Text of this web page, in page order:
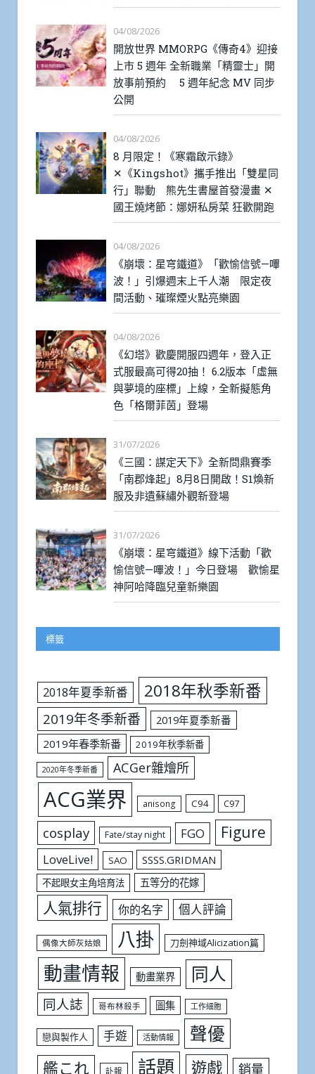
04/08/2026
開放世界 MMORPG《傳奇4》迎接
上市 5 週年 全新職業「精靈士」開
放事前預約 5 週年紀念 MV 同步
公開
04/08/2026
8 月限定！《寒霜啟示錄》
✕《Kingshot》攜手推出「雙星同
行」聯動 熊先生書屋首發漫畫 ✕
國王燒烤節：娜妍私房菜 狂歡開跑
04/08/2026
《崩壞：星穹鐵道》「歡愉信號—嗶
波！」引爆週末上千人潮 限定夜
間活動、璀璨煙火點亮樂園
04/08/2026
《幻塔》歡慶開服四週年，登入正
式服最高可得20抽！ 6.2版本「虛無
與夢境的座標」上線，全新擬態角
色「格爾菲茵」登場
31/07/2026
《三國：謀定天下》全新問鼎賽季
「南郡烽起」8月8日開啟！S1煥新
服及非遺蘇繡外觀新登場
31/07/2026
《崩壞：星穹鐵道》線下活動「歡
愉信號—嗶波！」今日登場 歡愉星
神阿哈降臨兒童新樂園
標籤
2018年夏季新番 2018年秋季新番
2019年冬季新番
2019年夏季新番
2019年春季新番
2019年秋季新番
2020年冬季新番 ACGer雜燴所
ACG業界 anisong C94 C97
cosplay Fate/stay night FGO Figure
LoveLive! SAO SSSS.GRIDMAN
不起眼女主角培育法 五等分的花嫁
人氣排行 你的名字 個人評論
偶像大師灰姑娘 八掛 刀劍神域Alicization篇
動畫情報 動畫業界 同人
同人誌 哥布林殺手 圖集 工作細胞
戀與製作人 手遊 活動情報 聲優
艦これ 訃報 話題 遊戲 銷量